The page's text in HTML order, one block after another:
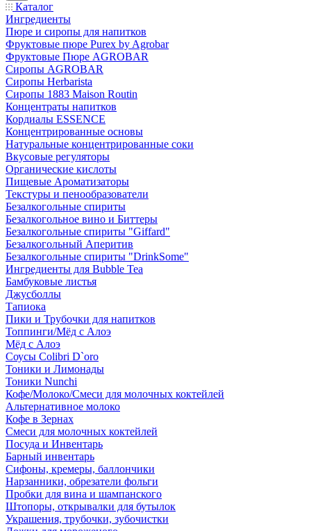
Каталог
Ингредиенты
Пюре и сиропы для напитков
Фруктовые пюре Purex by Agrobar
Фруктовые Пюре AGROBAR
Сиропы AGROBAR
Сиропы Herbarista
Сиропы 1883 Maison Routin
Концентраты напитков
Кордиалы ESSENCE
Концентрированные основы
Натуральные концентрированные соки
Вкусовые регуляторы
Органические кислоты
Пищевые Ароматизаторы
Текстуры и пенообразователи
Безалкогольные спириты
Безалкогольное вино и Биттеры
Безалкогольные спириты "Giffard"
Безалкогольный Аперитив
Безалкогольные спириты "DrinkSome"
Ингредиенты для Bubble Tea
Бамбуковые листья
Джусболлы
Тапиока
Пики и Трубочки для напитков
Топпинги/Мёд с Алоэ
Мёд с Алоэ
Соусы Colibri D`oro
Тоники и Лимонады
Тоники Nunchi
Кофе/Молоко/Смеси для молочных коктейлей
Альтернативное молоко
Кофе в Зернах
Смеси для молочных коктейлей
Посуда и Инвентарь
Барный инвентарь
Сифоны, кремеры, баллончики
Нарзанники, обрезатели фольги
Пробки для вина и шампанского
Штопоры, открывалки для бутылок
Украшения, трубочки, зубочистки